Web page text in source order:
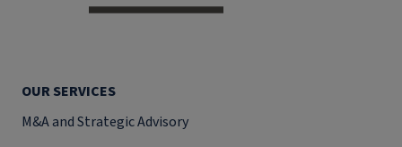
OUR SERVICES
M&A and Strategic Advisory